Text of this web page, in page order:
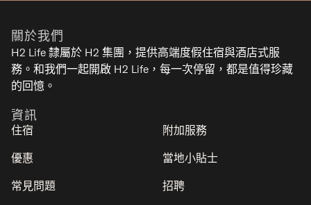
關於我們
H2 Life 隸屬於 H2 集團，提供高端度假住宿與酒店式服
務。和我們一起開啟 H2 Life，每一次停留，都是值得珍藏
的回憶。
資訊
住宿
附加服務
優惠
當地小貼士
常見問題
招聘